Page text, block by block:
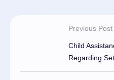
Previous Post
Child
Regarding